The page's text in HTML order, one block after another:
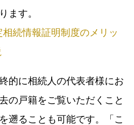
ます。
相続情報証明制度のメリッ
的に相続人の代表者様にお
の戸籍をご覧いただくこと
遡ることも可能です。「こ